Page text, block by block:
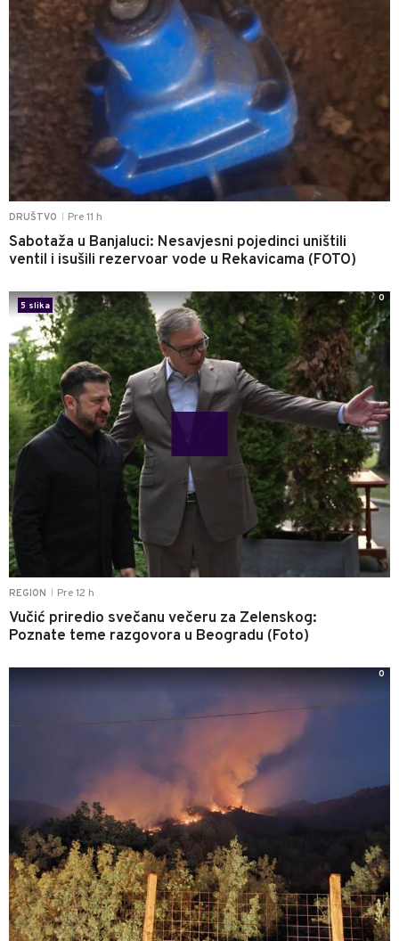
DRUŠTVO Pre 11 h
Sabotaža u Banjaluci: Nesavjesni pojedinci uništili
ventil i isušili rezervoar vode u Rekavicama (FOTO)
REGION Pre 12 h
Vučić priredio svečanu večeru za Zelenskog:
Poznate teme razgovora u Beogradu (Foto)
5 slika
0
0